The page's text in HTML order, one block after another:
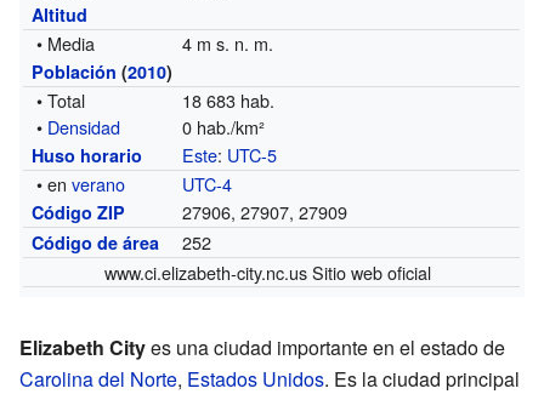
Altitud
• Media 4 m s. n. m.
Población (2010)
• Total
18 683 hab.
• Densidad 0 hab./km²
Huso horario Este: UTC-5
• enverano UTC-4
Código ZIP 27906, 27907, 27909
Código de área
252
www.ci.elizabeth-city.nc.us Sitio web oficial
Elizabeth Cityes una ciudad importante en el estado de
Carolina del Norte, Estados Unidos. Es la ciudad principal